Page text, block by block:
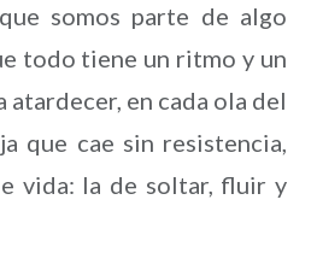
somos parte de algo
todo tiene un ritmo y un
atardecer, en cada ola del
que cae sin resistencia,
vida: la de soltar, fluir y